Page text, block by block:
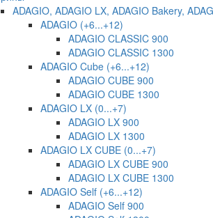
ADAGIO, ADAGIO LX, ADAGIO Bakery,
ADAGIO (+6...+12)
ADAGIO CLASSIC 900
ADAGIO CLASSIC 1300
ADAGIO Cube (+6...+12)
ADAGIO CUBE 900
ADAGIO CUBE 1300
ADAGIO LX (0...+7)
ADAGIO LX 900
ADAGIO LX 1300
ADAGIO LX CUBE (0...+7)
ADAGIO LX CUBE 900
ADAGIO LX CUBE 1300
ADAGIO Self (+6...+12)
ADAGIO Self 900